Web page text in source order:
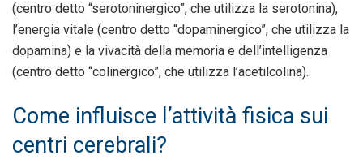
(centro detto “serotoninergico”, che utilizza la serotonina),
l’energia vitale (centro detto “dopaminergico”, che utilizza la
dopamina) e la vivacità della memoria e dell’intelligenza
(centro detto “colinergico”, che utilizza l’acetilcolina).
Come influisce l’attività fisica sui
centri cerebrali?